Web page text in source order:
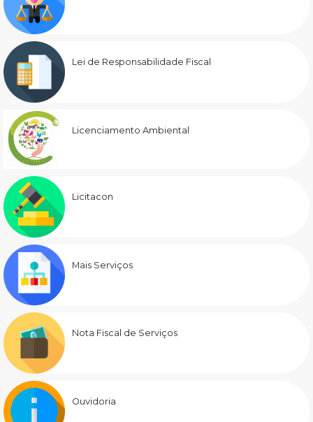
Lei de Responsabilidade Fiscal
Licenciamento Ambiental
Licitacon
Mais Serviços
Nota Fiscal de Serviços
Ouvidoria